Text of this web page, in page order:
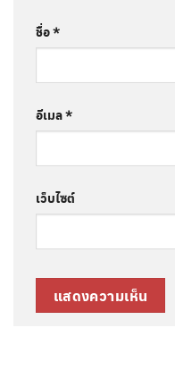
ชื่อ*
อีเมล*
เว็บไซต์